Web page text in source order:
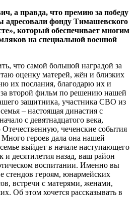
а правда, что премию за победу
фонду Тимашевского
который обеспечивает многим
на специальной военной
что самой большой наградой за
оценку матерей, жён и близких
их послания, благодарю их и
второй фильм по решению нашей
защитника, участника СВО из
– настоящая династия с
с девятнадцатого века,
чеченские события
героев дала она нашей
выйдет в начале наступающего
и десятилетия назад, ваш район
воспитании. Именно вы
стендов героям, юнармейских
встречи с матерями, женами,
Об этом хочется рассказывать в